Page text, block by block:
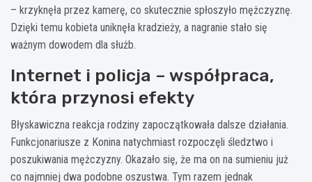
– krzyknęła przez kamerę, co skutecznie spłoszyło mężczyznę.
Dzięki temu kobieta uniknęła kradzieży, a nagranie stało się
ważnym dowodem dla służb.
Internet i policja – współpraca,
która przynosi efekty
Błyskawiczna reakcja rodziny zapoczątkowała dalsze działania.
Funkcjonariusze z Konina natychmiast rozpoczęli śledztwo i
poszukiwania mężczyzny. Okazało się, że ma on na sumieniu już
co najmniej dwa podobne oszustwa. Tym razem jednak